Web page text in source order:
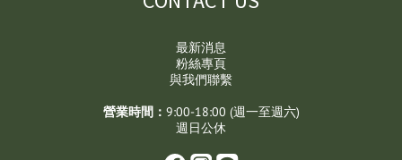
最新消息
粉絲專頁
與我們聯繫
營業時間： 9:00-18:00 (週一至週六)
週日公休